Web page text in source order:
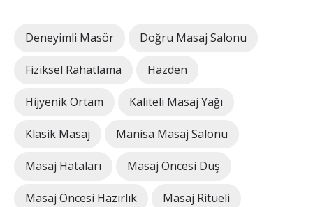
Deneyimli Masör Doğru Masaj Salonu
Fiziksel Rahatlama Hazden
Hijyenik Ortam Kaliteli Masaj Yağı
Klasik Masaj Manisa Masaj Salonu
Masaj Hataları Masaj Öncesi Duş
Masaj Öncesi Hazırlık Masaj Ritüeli